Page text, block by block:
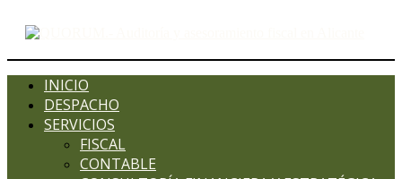
INICIO
DESPACHO
SERVICIOS
FISCAL
CONTABLE